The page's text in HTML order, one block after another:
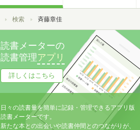
トップ検索 斉藤章佳
読書メーターの
読書管理アプリ
詳しくはこちら
日々の読書量を簡単に記録・管理できるアプリ版
読書メーターです。
新たな本との出会いや読書仲間とのつながりが、